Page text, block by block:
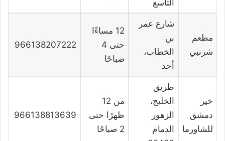
التاسع
مطعم
شرنبي
شارع عمر
بن
الخطاب،
أحد
12 مساءًا
حتى 4
صباحًا
966138207222
خير
دمشق
للشاورما
طريق
الخليج،
الزهور
الدمام
من 12
ظهرًا حتى
2 صباحًا
966138813639